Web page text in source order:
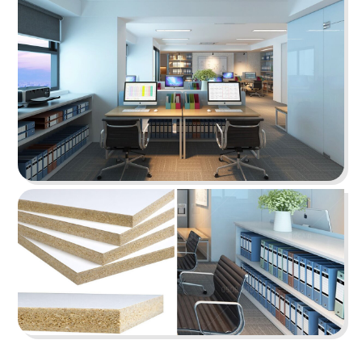
Lấy cảm hứng từ hình khối lạ mắt mang đến
không gian làm việc thật độc đáo
Chi tiết
D.A.K.Y